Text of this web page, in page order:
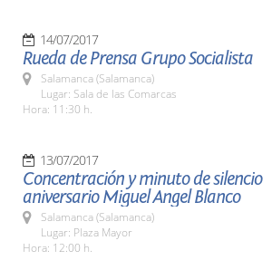
14/07/2017
Rueda de Prensa Grupo Socialista
Salamanca (Salamanca)
Lugar: Sala de las Comarcas
Hora: 11:30 h.
13/07/2017
Concentración y minuto de silencio
aniversario Miguel Angel Blanco
Salamanca (Salamanca)
Lugar: Plaza Mayor
Hora: 12:00 h.